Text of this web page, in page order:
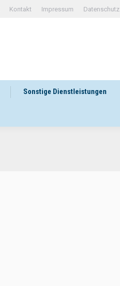
Kontakt Impressum Datenschutz
Sonstige Dienstleistungen